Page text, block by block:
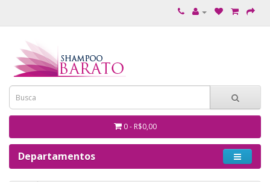
0 - R$0,00
Departamentos